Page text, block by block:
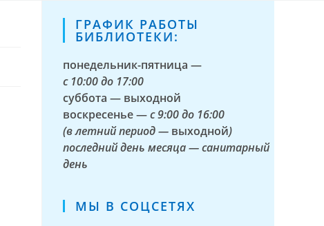
ГРАФИК РАБОТЫ
БИБЛИОТЕКИ:
понедельник-пятница —
с 10:00 до 17:00
суббота — выходной
воскресенье —с 9:00 до 16:00
(в летний период — выходной)
последний день месяца — санитарный
день
МЫ В СОЦСЕТЯХ